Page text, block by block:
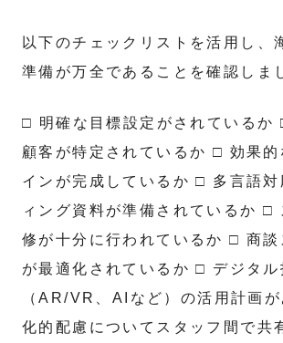
以下のチェックリストを活用し、
準備が万全であることを確認しま
□ 明確な目標設定がされているか
顧客が特定されているか □ 効果的
インが完成しているか □ 多言語対
ィング資料が準備されているか □
修が十分に行われているか □ 商談
が最適化されているか □ デジタル
（AR/VR、AIなど）の活用計画
化的配慮についてスタッフ間で共